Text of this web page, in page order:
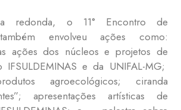
redonda, o 11° Encontro de
envolveu ações como:
ações dos núcleos e projetos de
e da UNIFAL-MG;
agroecológicos; ciranda
apresentações artísticas de